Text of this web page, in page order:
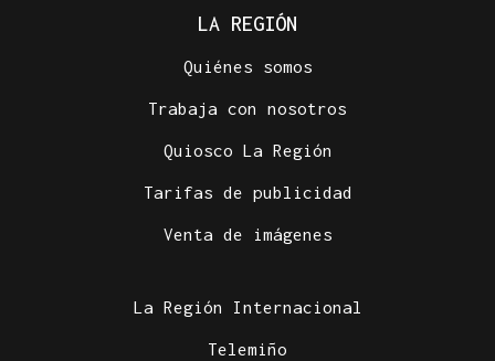
LA REGIÓN
Quiénes somos
Trabaja con nosotros
Quiosco La Región
Tarifas de publicidad
Venta de imágenes
La Región Internacional
Telemiño